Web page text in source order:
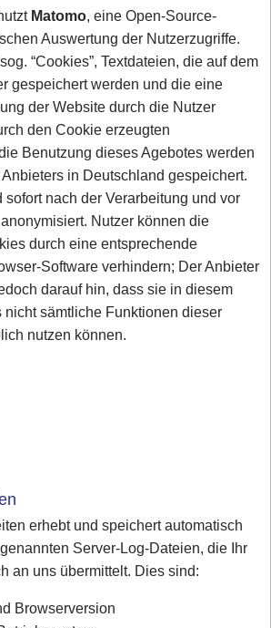
Matomo, eine Open-Source-
Auswertung der Nutzerzugriffe.
“Cookies”, Textdateien, die auf dem
gespeichert werden und die eine
der Website durch die Nutzer
den Cookie erzeugten
Benutzung dieses Agebotes werden
in Deutschland gespeichert.
nach der Verarbeitung und vor
Nutzer können die
durch eine entsprechende
Software verhindern; Der Anbieter
darauf hin, dass sie in diesem
sämtliche Funktionen dieser
nutzen können.
erhebt und speichert automatisch
Server-Log-Dateien, die Ihr
an uns übermittelt. Dies sind:
Browserversion